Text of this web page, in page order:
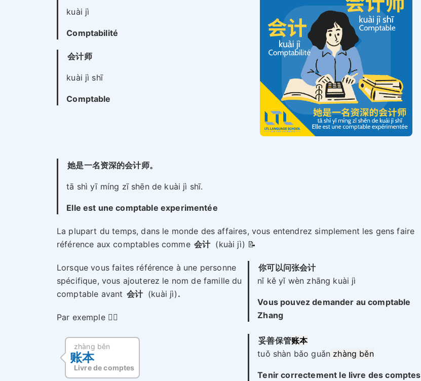
kuài jì
Comptabilité
会计师
kuài jì shī
Comptable
她是一名资深的会计师。
tā shì yī míng zī shēn de kuài jì shī.
Elle est une comptable experimentée
La plupart du temps, dans le monde des affaires, vous entendrez simplement les gens faire
référence aux comptables comme 会计 (kuài jì) 📝
Lorsque vous faites référence à une personne
spécifique, vous ajouterez le nom de famille du
comptable avant 会计 (kuài jì) .
Par exemple 👉🏻
你可以问张会计
nǐ kě yǐ wèn zhāng kuài jì
Vous pouvez demander au comptable
Zhang
zhàng běn
账本
Livre de comptes
妥善保管账本
tuǒ shàn bǎo guǎn zhàng běn
Tenir correctement le livre des comptes